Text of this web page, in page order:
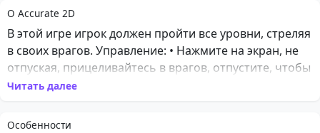
О Accurate 2D
В этой игре игрок должен пройти все уровни, стреляя
в своих врагов. Управление: • Нажмите на экран, не
отпуская, прицеливайтесь в врагов, отпустите, чтобы
выстрелить.
Читать далее
Особенности